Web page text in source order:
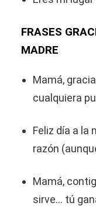
FRASES
MADRE
Mamá,
cualquiera
Feliz día a la
razón
Mamá,
sirve… tú